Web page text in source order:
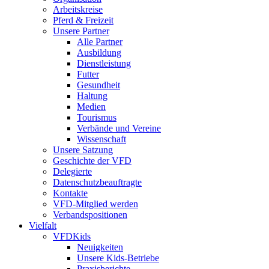
Arbeitskreise
Pferd & Freizeit
Unsere Partner
Alle Partner
Ausbildung
Dienstleistung
Futter
Gesundheit
Haltung
Medien
Tourismus
Verbände und Vereine
Wissenschaft
Unsere Satzung
Geschichte der VFD
Delegierte
Datenschutzbeauftragte
Kontakte
VFD-Mitglied werden
Verbandspositionen
Vielfalt
VFDKids
Neuigkeiten
Unsere Kids-Betriebe